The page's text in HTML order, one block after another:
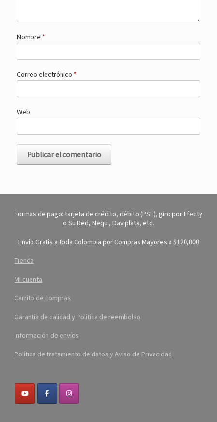
Nombre *
Correo electrónico *
Web
Formas de pago: tarjeta de crédito, débito (PSE), giro por Efecty
o Su Red, Nequi, Daviplata, etc.
Envío Gratis a toda Colombia por Compras Mayores a $120,000
Tienda
Mi cuenta
Carrito de compras
Garantía de calidad y Política de reembolso
Información de envíos
Política de tratamiento de datos y Aviso de Privacidad